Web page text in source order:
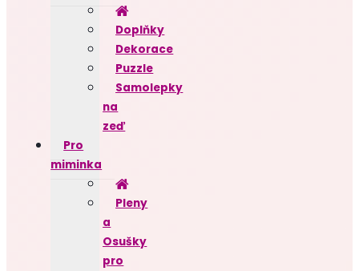
Doplňky
Dekorace
Puzzle
Samolepky
na
zeď
Pro
miminka
Pleny
a
Osušky
pro